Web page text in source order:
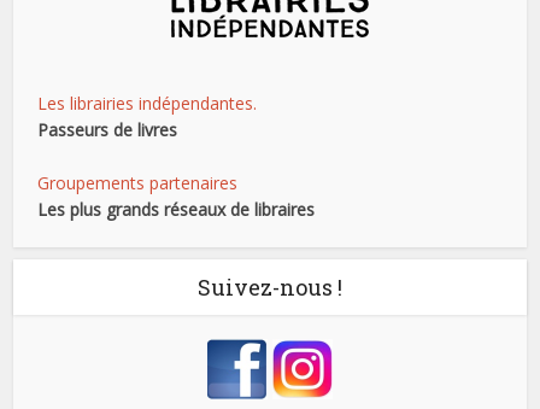
Les librairies indépendantes.
Passeurs de livres
Groupements partenaires
Les plus grands réseaux de libraires
Suivez-nous !